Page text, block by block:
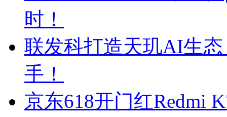
时！
联发科打造天玑AI生
手！
京东618开门红Redmi